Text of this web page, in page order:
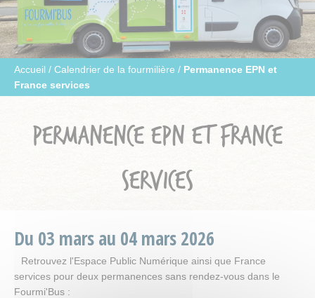
Accueil / Calendrier de la fourmilière / Permanence EPN et
France services
PERMANENCE EPN ET FRANCE
SERVICES
Du 03 marsau 04mars2026
Retrouvez l'Espace Public Numérique ainsi que France
services pour deux permanences sans rendez-vous dans le
Fourmi'Bus :